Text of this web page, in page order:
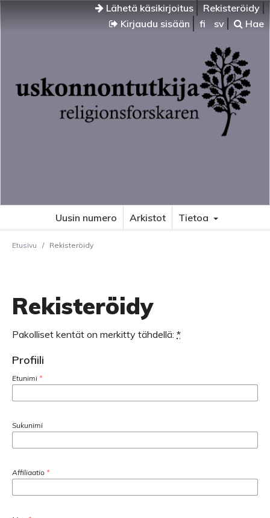
Lähetä käsikirjoitus
Rekisteröidy
Kirjaudu sisään
fi sv Hae
Uusin numero Arkistot Tietoa
Etusivu / Rekisteröidy
Rekisteröidy
Pakolliset kentät on merkitty tähdellä: *
Profiili
Etunimi *
Sukunimi
Affiliaatio *